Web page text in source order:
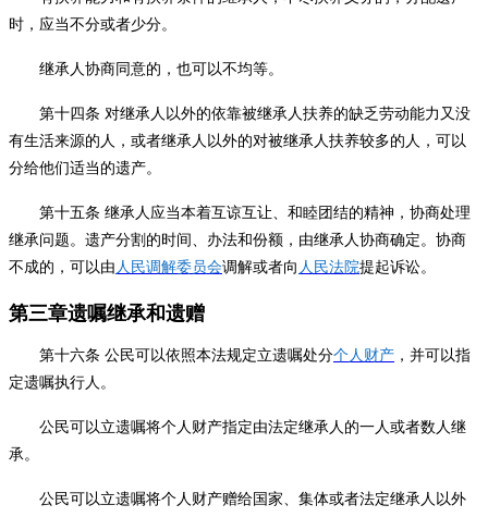
时，应当不分或者少分。
继承人协商同意的，也可以不均等。
第十四条 对继承人以外的依靠被继承人扶养的缺乏劳动能力又没
有生活来源的人，或者继承人以外的对被继承人扶养较多的人，可以
分给他们适当的遗产。
第十五条 继承人应当本着互谅互让、和睦团结的精神，协商处理
继承问题。遗产分割的时间、办法和份额，由继承人协商确定。协商
不成的，可以由 人民调解委员会调解或者向 人民法院提起诉讼。
第三章遗嘱继承和遗赠
第十六条 公民可以依照本法规定立遗嘱处分个人财产 ，并可以指
定遗嘱执行人。
公民可以立遗嘱将个人财产指定由法定继承人的一人或者数人继
承。
公民可以立遗嘱将个人财产赠给国家、集体或者法定继承人以外